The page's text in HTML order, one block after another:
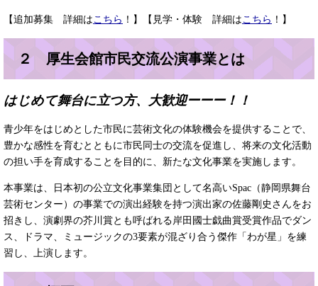
【追加募集 詳細はこちら ！】【見学・体験 詳細はこちら ！】
２ 厚生会館市民交流公演事業とは
はじめて舞台に立つ方、大歓迎ーーー！！
青少年をはじめとした市民に芸術文化の体験機会を提供することで、
豊かな感性を育むとともに市民同士の交流を促進し、将来の文化活動
の担い手を育成することを目的に、新たな文化事業を実施します。
本事業は、日本初の公立文化事業集団として名高いSpac（静岡県舞台
芸術センター）の事業での演出経験を持つ演出家の佐藤剛史さんをお
招きし、演劇界の芥川賞とも呼ばれる岸田國士戯曲賞受賞作品でダン
ス、ドラマ、ミュージックの3要素が混ざり合う傑作「わが星」を練
習し、上演します。